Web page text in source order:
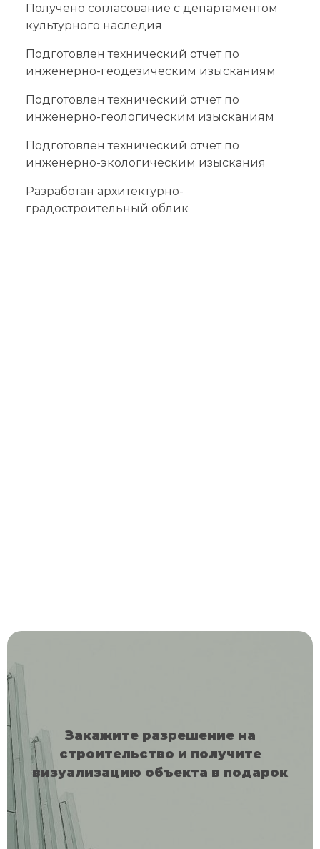
Получено согласование с департаментом
культурного наследия
Подготовлен технический отчет по
инженерно-геодезическим изысканиям
Подготовлен технический отчет по
инженерно-геологическим изысканиям
Подготовлен технический отчет по
инженерно-экологическим изыскания
Разработан архитектурно-
градостроительный облик
Закажите разрешение на
строительство и получите
визуализацию объекта в подарок